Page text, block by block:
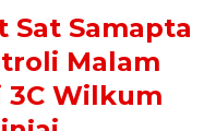
Sat Samapta
Malam
3C Wilkum